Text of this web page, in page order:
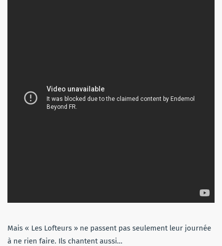
Mais « Les Lofteurs » ne passent pas seulement leur journée
à ne rien faire. Ils chantent aussi…